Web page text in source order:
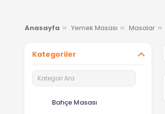
Anasayfa Yemek Masası Masalar
Kategoriler
Bahçe Masası